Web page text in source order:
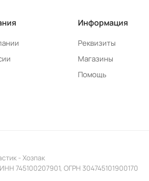
Информация
Реквизиты
Магазины
Помощь
- Хозпак
745100207901, ОГРН 304745101900170